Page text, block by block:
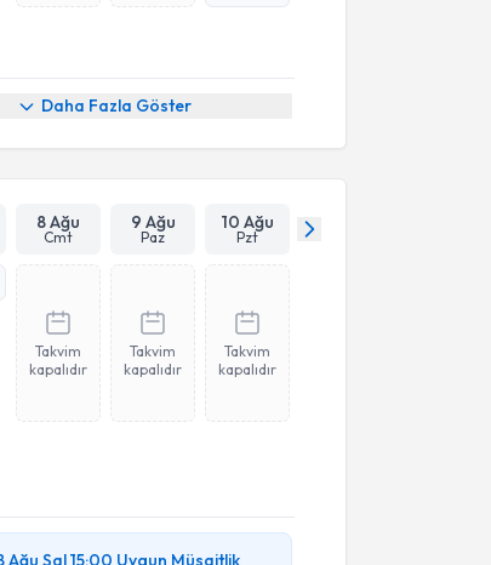
Daha Fazla Göster
8 Ağu
Cmt
9 Ağu
Paz
10 Ağu
Pzt
Takvim
kapalıdır
Takvim
kapalıdır
Takvim
kapalıdır
Ağu Sal15:00 Uygun Müsaitlik